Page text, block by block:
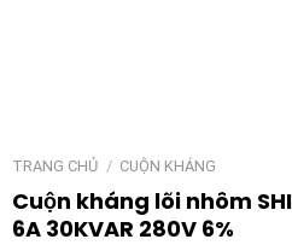
TRANG CHỦ / CUỘN KHÁNG
Cuộn kháng lõi nhôm
6A 30KVAR 280V 6%